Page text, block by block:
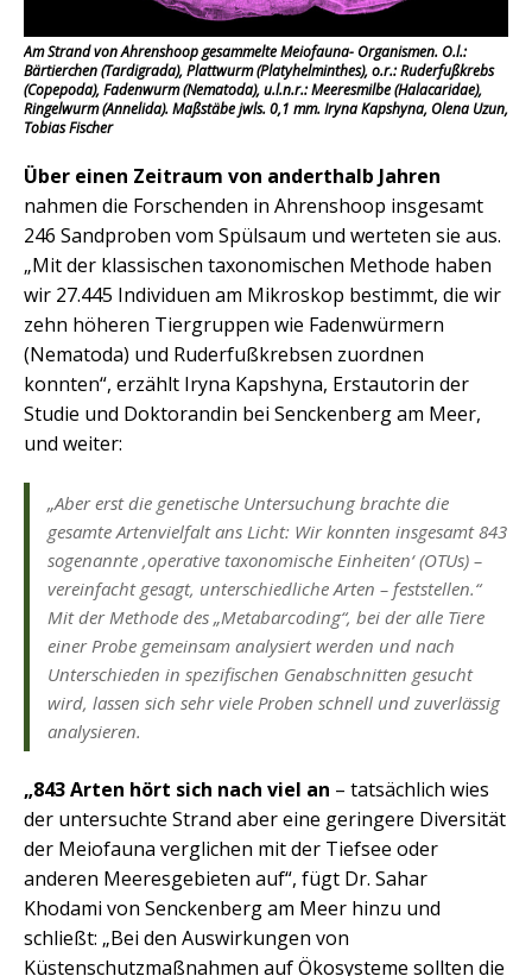
Am Strand von Ahrenshoop gesammelte Meiofauna- Organismen. O.l.:
Bärtierchen (Tardigrada), Plattwurm (Platyhelminthes), o.r.: Ruderfußkrebs
(Copepoda), Fadenwurm (Nematoda), u.l.n.r.: Meeresmilbe (Halacaridae),
Ringelwurm (Annelida). Maßstäbe jwls. 0,1 mm. Iryna Kapshyna, Olena Uzun,
Tobias Fischer
Über einen Zeitraum von anderthalb Jahren
nahmen die Forschenden in Ahrenshoop insgesamt
246 Sandproben vom Spülsaum und werteten sie aus.
„Mit der klassischen taxonomischen Methode haben
wir 27.445 Individuen am Mikroskop bestimmt, die wir
zehn höheren Tiergruppen wie Fadenwürmern
(Nematoda) und Ruderfußkrebsen zuordnen
konnten“, erzählt Iryna Kapshyna, Erstautorin der
Studie und Doktorandin bei Senckenberg am Meer,
und weiter:
„Aber erst die genetische Untersuchung brachte die
gesamte Artenvielfalt ans Licht: Wir konnten insgesamt 843
sogenannte ‚operative taxonomische Einheiten‘ (OTUs) –
vereinfacht gesagt, unterschiedliche Arten – feststellen.“
Mit der Methode des „Metabarcoding“, bei der alle Tiere
einer Probe gemeinsam analysiert werden und nach
Unterschieden in spezifischen Genabschnitten gesucht
wird, lassen sich sehr viele Proben schnell und zuverlässig
analysieren.
„843 Arten hört sich nach viel an – tatsächlich wies
der untersuchte Strand aber eine geringere Diversität
der Meiofauna verglichen mit der Tiefsee oder
anderen Meeresgebieten auf“, fügt Dr. Sahar
Khodami von Senckenberg am Meer hinzu und
schließt: „Bei den Auswirkungen von
Küstenschutzmaßnahmen auf Ökosysteme sollten die